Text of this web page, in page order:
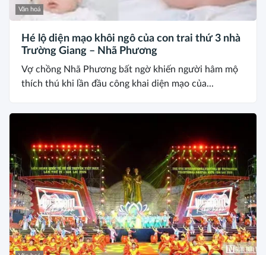
Văn hoá
Hé lộ diện mạo khôi ngô của con trai thứ 3 nhà
Trường Giang – Nhã Phương
Vợ chồng Nhã Phương bất ngờ khiến người hâm mộ
thích thú khi lần đầu công khai diện mạo của...